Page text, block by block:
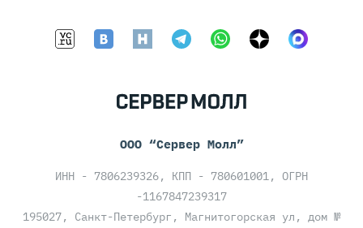
ООО “Сервер Молл”
ИНН - 7806239326, КПП - 780601001, ОГРН
-1167847239317
195027, Санкт-Петербург, Магнитогорская ул, дом №